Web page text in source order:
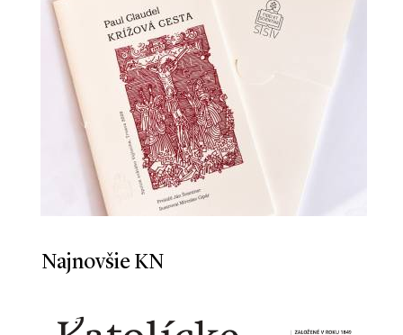
Najnovšie KN